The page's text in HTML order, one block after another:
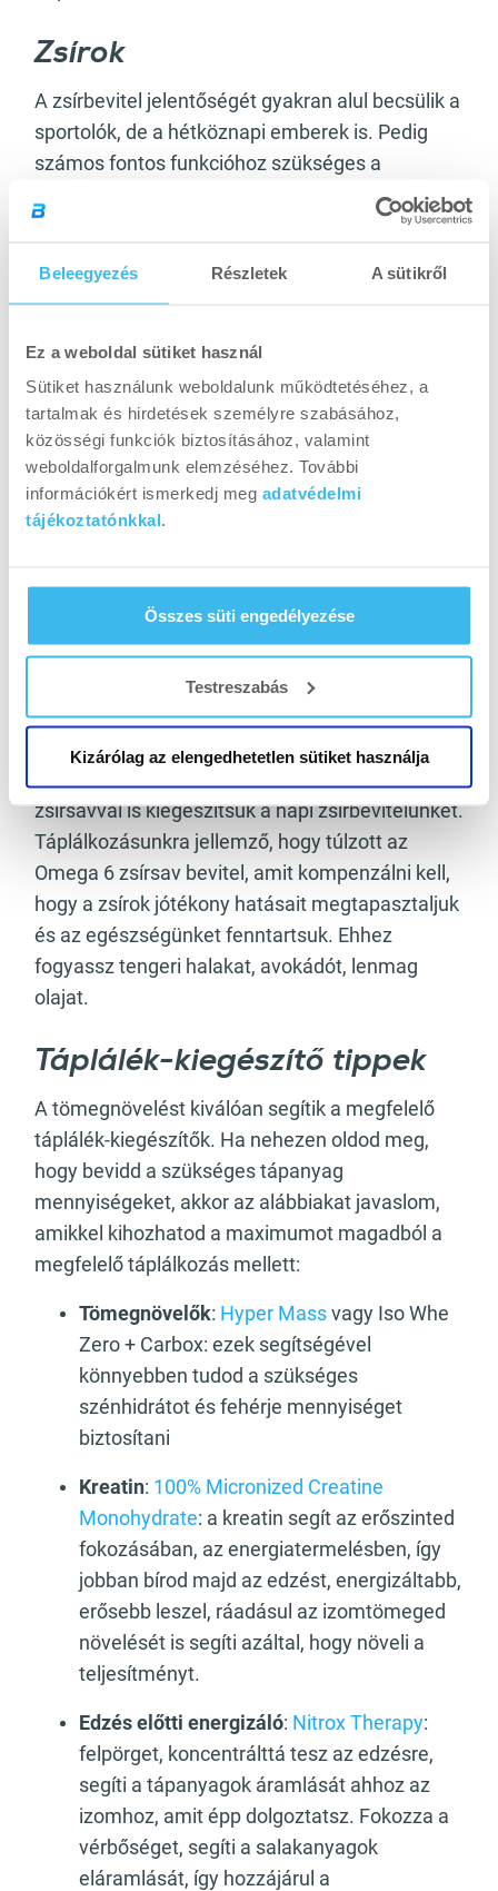
Beleegyezés Részletek A sütikről
Ez a weboldal sütiket használ
Sütiket használunk weboldalunk működtetéséhez, a
tartalmak és hirdetések személyre szabásához,
közösségi funkciók biztosításához, valamint
weboldalforgalmunk elemzéséhez. További
információkért ismerkedj meg adatvédelmi
tájékoztatónkkal.
Összes süti engedélyezése
Testreszabás
Kizárólag az elengedhetetlen sütiket használja
Zsírok
A zsírbevitel jelentőségét gyakran alul becsülik a
sportolók, de a hétköznapi emberek is. Pedig
számos fontos funkcióhoz szükséges a
zsírbevitel.
Az ektomorfok számára a legfontosabb tény, hogy a
fontos szerepet töltenek be. A tesztoszteron pedig
az egyik legfontosabb nemi hormon, amely az
izomtömegnövelésben szerepet kap.
Az ektomorfok számára a legfontosabb tény,
hogy a zsírok a tesztoszteronszint
nemi hormon, amely az izomtömegnövelésben
A zsírfogyasztásnál a megfelelő arány a
legfontosabb, hiszen szükséges telített zsírokat
is fogyasztani, azonban a telítetlen zsírokra is
zsírsavval is kiegészítsük a napi zsírbevitelünket.
Táplálkozásunkra jellemző, hogy túlzott az
Omega 6 zsírsav bevitel, amit kompenzálni kell,
hogy a zsírok jótékony hatásait megtapasztaljuk
és az egészségünket fenntartsuk. Ehhez
fogyassz tengeri halakat, avokádót, lenmag
olajat.
Táplálék-kiegészítő tippek
A tömegnövelést kiválóan segítik a megfelelő
táplálék-kiegészítők. Ha nehezen oldod meg,
hogy bevidd a szükséges tápanyag
mennyiségeket, akkor az alábbiakat javaslom,
amikkel kihozhatod a maximumot magadból a
megfelelő táplálkozás mellett:
Tömegnövelők: Hyper Massvagy Iso Whe
Zero + Carbox: ezek segítségével
könnyebben tudod a szükséges
szénhidrátot és fehérje mennyiséget
biztosítani
Kreatin: 100% Micronized Creatine
Monohydrate: a kreatin segít az erőszinted
fokozásában, az energiatermelésben, így
jobban bírod majd az edzést, energizáltabb,
erősebb leszel, ráadásul az izomtömeged
növelését is segíti azáltal, hogy növeli a
teljesítményt.
Edzés előtti energizáló: Nitrox Therapy:
felpörget, koncentrálttá tesz az edzésre,
segíti a tápanyagok áramlását ahhoz az
izomhoz, amit épp dolgoztatsz. Fokozza a
vérbőséget, segíti a salakanyagok
eláramlását, így hozzájárul a